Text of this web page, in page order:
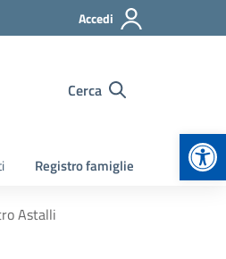
Accedi
Cerca
Registro famiglie
Astalli